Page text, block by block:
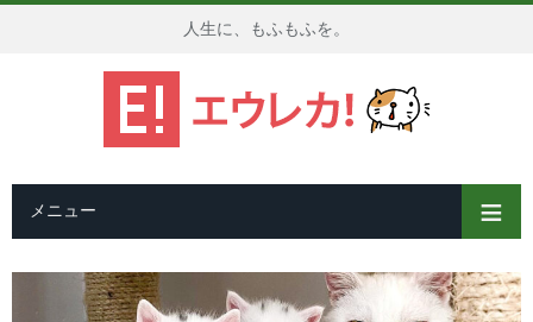
人生に、もふもふを。
メニュー